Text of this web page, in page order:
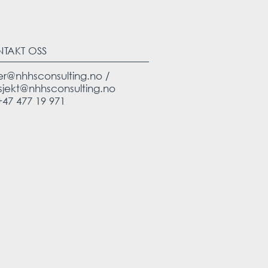
OSS
/
477 19 971